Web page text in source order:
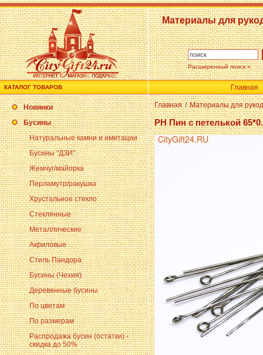
Материалы для
Расширенный поиск »
КАТАЛОГ ТОВАРОВ Главная
Новинки
Бусины
Натуральные камни и имитации
Бусины "ДЗИ"
Жемчуг/майорка
Перламутр/ракушка
Хрустальное стекло
Стеклянные
Металлические
Акриловые
Стиль Пандора
Бусины (Чехия)
Деревянные бусины
По цветам
По размерам
Распродажа бусин (остатки) -
скидка до 50%
Главная / Материалы для
PH Пин с петелькой